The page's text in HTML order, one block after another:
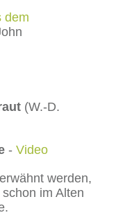
dem
(W.-D.
- Video
werden,
im Alten